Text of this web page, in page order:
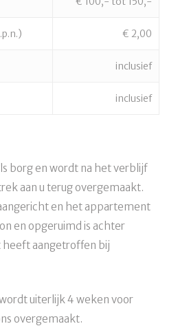
€ 2,00
inclusief
inclusief
borg en wordt na het verblijf
aan u terug overgemaakt.
en het appartement
en opgeruimd is achter
heeft aangetroffen bij
uiterlijk 4 weken voor
overgemaakt.